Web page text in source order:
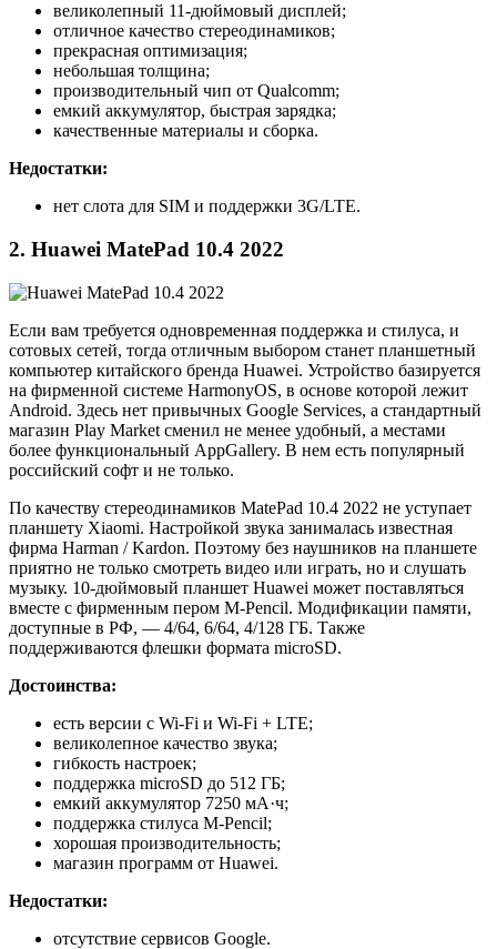
великолепный 11-дюймовый дисплей;
отличное качество стереодинамиков;
прекрасная оптимизация;
небольшая толщина;
производительный чип от Qualcomm;
емкий аккумулятор, быстрая зарядка;
качественные материалы и сборка.
Недостатки:
нет слота для SIM и поддержки 3G/LTE.
2. Huawei MatePad 10.4 2022
Если вам требуется одновременная поддержка и стилуса, и
сотовых сетей, тогда отличным выбором станет планшетный
компьютер китайского бренда Huawei. Устройство базируется
на фирменной системе HarmonyOS, в основе которой лежит
Android. Здесь нет привычных Google Services, а стандартный
магазин Play Market сменил не менее удобный, а местами
более функциональный AppGallery. В нем есть популярный
российский софт и не только.
По качеству стереодинамиков MatePad 10.4 2022 не уступает
планшету Xiaomi. Настройкой звука занималась известная
фирма Harman / Kardon. Поэтому без наушников на планшете
приятно не только смотреть видео или играть, но и слушать
музыку. 10-дюймовый планшет Huawei может поставляться
вместе с фирменным пером M-Pencil. Модификации памяти,
доступные в РФ, — 4/64, 6/64, 4/128 ГБ. Также
поддерживаются флешки формата microSD.
Достоинства:
есть версии с Wi-Fi и Wi-Fi + LTE;
великолепное качество звука;
гибкость настроек;
поддержка microSD до 512 ГБ;
емкий аккумулятор 7250 мА·ч;
поддержка стилуса M-Pencil;
хорошая производительность;
магазин программ от Huawei.
Недостатки:
отсутствие сервисов Google.